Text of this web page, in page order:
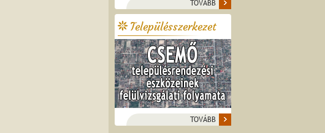
TOVÁBB
Településszerkezet
TOVÁBB